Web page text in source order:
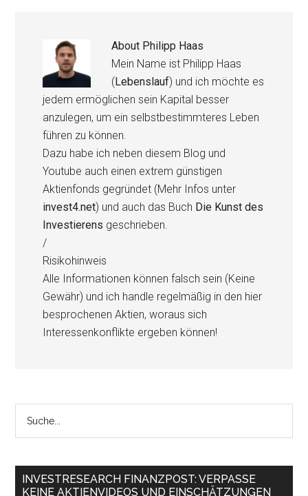
About Philipp Haas
Mein Name ist Philipp Haas
(Lebenslauf) und ich möchte es
jedem ermöglichen sein Kapital besser
anzulegen, um ein selbstbestimmteres Leben
führen zu können.
Dazu habe ich neben diesem Blog und
Youtube auch einen extrem günstigen
Aktienfonds gegründet (Mehr Infos unter
invest4.net) und auch das Buch Die Kunst des
Investierens geschrieben.
/
Risikohinweis
Alle Informationen können falsch sein (Keine
Gewähr) und ich handle regelmäßig in den hier
besprochenen Aktien, woraus sich
Interessenkonflikte ergeben können!
INVESTRESEARCH FINANZPOST: VERPASSE
KEINE AKTIENVIDEOS UND EINSCHÄTZUNGEN